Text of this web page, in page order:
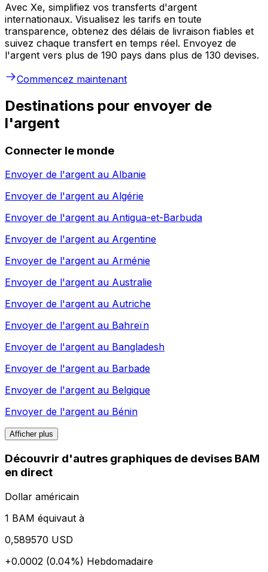
Avec Xe, simplifiez vos transferts d'argent
internationaux. Visualisez les tarifs en toute
transparence, obtenez des délais de livraison fiables et
suivez chaque transfert en temps réel. Envoyez de
l'argent vers plus de 190 pays dans plus de 130 devises.
Commencez maintenant
Destinations pour envoyer de
l'argent
Connecter le monde
Envoyer de l'argent au Albanie
Envoyer de l'argent au Algérie
Envoyer de l'argent au Antigua-et-Barbuda
Envoyer de l'argent au Argentine
Envoyer de l'argent au Arménie
Envoyer de l'argent au Australie
Envoyer de l'argent au Autriche
Envoyer de l'argent au Bahreïn
Envoyer de l'argent au Bangladesh
Envoyer de l'argent au Barbade
Envoyer de l'argent au Belgique
Envoyer de l'argent au Bénin
Afficher plus
Découvrir d'autres graphiques de devises BAM
en direct
Dollar américain
1 BAM équivaut à
0,589570 USD
+0.0002 (0.04%) Hebdomadaire